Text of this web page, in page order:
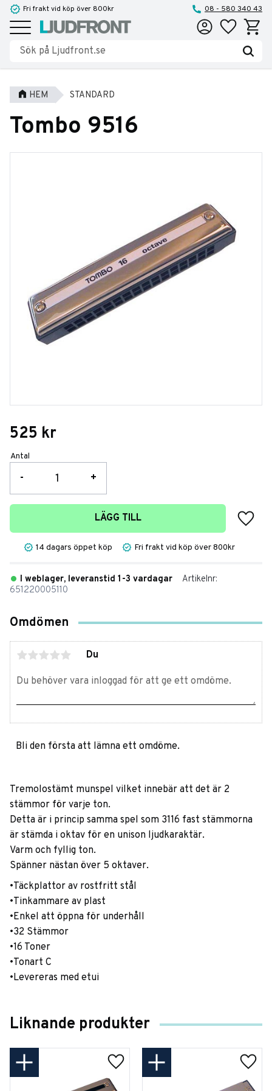
Meny
Fri frakt vid köp över 800kr 08 - 580 340 43
Favoriter
HEM STANDARD
Tombo 9516
525 kr
Antal
+
-
LÄGG TILL
Lägg
14 dagars öppet köp Fri frakt vid köp över 800kr
I weblager, leveranstid 1-3 vardagar
Artikelnr
651220005110
Omdömen
Du
Bli den första att lämna ett omdöme.
Tremolostämt munspel vilket innebär att det är 2
stämmor för varje ton.
Detta är i princip samma spel som 3116 fast stämmorna
är stämda i oktav för en unison ljudkaraktär.
Varm och fyllig ton.
Spänner nästan över 5 oktaver.
•Täckplattor av rostfritt stål
•Tinkammare av plast
•Enkel att öppna för underhåll
•32 Stämmor
•16 Toner
•Tonart C
•Levereras med etui
Liknande produkter